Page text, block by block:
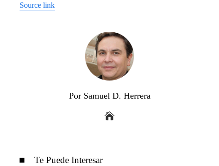
Source link
Por Samuel D. Herrera
Te Puede Interesar